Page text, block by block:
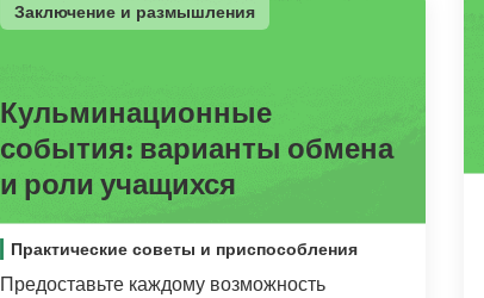
Заключение и размышления
Кульминационные
события: варианты обмена
и роли учащихся
Практические советы и приспособления
Предоставьте каждому возможность